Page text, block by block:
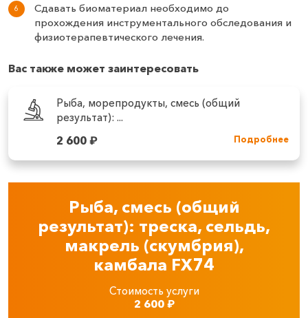
Сдавать биоматериал необходимо до
прохождения инструментального обследования и
физиотерапевтического лечения.
Вас также может заинтересовать
Рыба, морепродукты, смесь (общий
результат): ...
2 600₽ Подробнее
Рыба, смесь (общий
результат): треска, сельдь,
макрель (скумбрия),
камбала FX74
Стоимость услуги
2 600₽